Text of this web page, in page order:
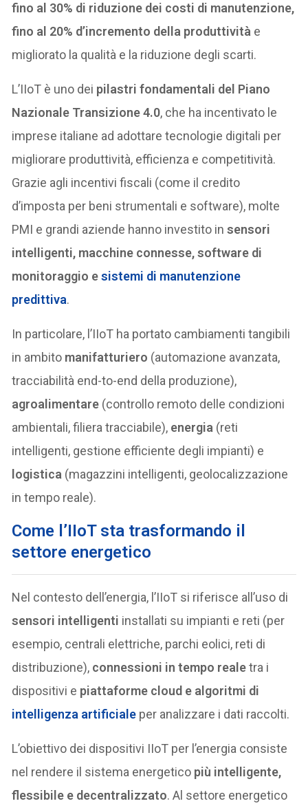
fino al 30% di riduzione dei costi di manutenzione,
fino al 20% d’incremento della produttività e
migliorato la qualità e la riduzione degli scarti.
L’IIoT è uno dei pilastri fondamentali del Piano
Nazionale Transizione 4.0, che ha incentivato le
imprese italiane ad adottare tecnologie digitali per
migliorare produttività, efficienza e competitività.
Grazie agli incentivi fiscali (come il credito
d’imposta per beni strumentali e software), molte
PMI e grandi aziende hanno investito insensori
intelligenti, macchine connesse, software di
monitoraggio esistemi di manutenzione
predittiva.
In particolare, l’IIoT ha portato cambiamenti tangibili
in ambito manifatturiero (automazione avanzata,
tracciabilità end-to-end della produzione),
agroalimentare (controllo remoto delle condizioni
ambientali, filiera tracciabile), energia (reti
intelligenti, gestione efficiente degli impianti) e
logistica (magazzini intelligenti, geolocalizzazione
in tempo reale).
Come l’IIoT sta trasformando il
settore energetico
Nel contesto dell’energia, l’IIoT si riferisce all’uso di
sensori intelligenti installati su impianti e reti (per
esempio, centrali elettriche, parchi eolici, reti di
distribuzione), connessioni in tempo realetra i
dispositivi e piattaforme cloud e algoritmi di
intelligenza artificiale per analizzare i dati raccolti.
L’obiettivo dei dispositivi IIoT per l’energia consiste
nel rendere il sistema energetico più intelligente,
flessibile e decentralizzato. Al settore energetico